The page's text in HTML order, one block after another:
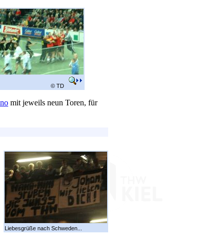
© TD
mit jeweils neun Toren, für
Liebesgrüße nach Schweden...